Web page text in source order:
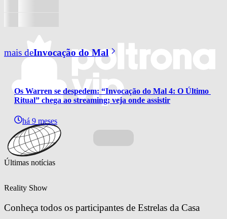
mais deInvocação do Mal
Os Warren se despedem: “Invocação do Mal 4: O Último
Ritual” chega ao streaming; veja onde assistir
há 9 meses
Últimas notícias
Reality Show
Conheça todos os participantes de Estrelas da Casa